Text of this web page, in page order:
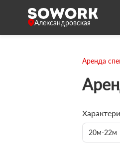
Александровская
Аренда
20м-22м